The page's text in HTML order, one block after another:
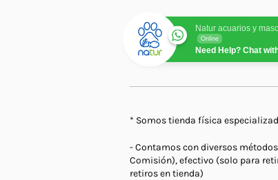
Natur acuarios y
Online
Need Help? Chat
* Somos tienda física
- Contamos con diversos
Comisión), efectivo (solo para
retiros en tienda)